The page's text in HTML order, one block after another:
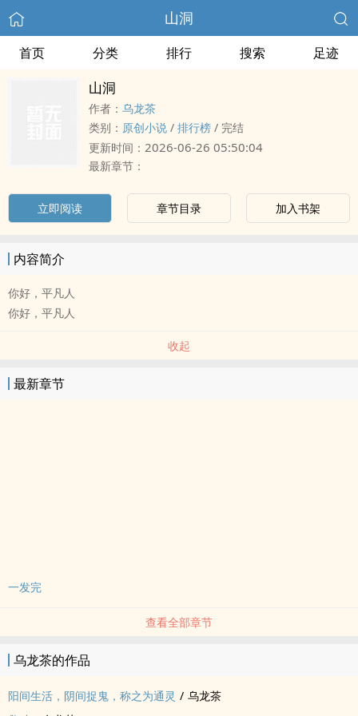
山洞
首页 分类 排行 搜索 足迹
山洞
作者： 乌龙茶
类别： 原创小说 / 排行榜 / 完结
更新时间： 2026-06-26 05:50:04
最新章节：
立即阅读 章节目录 加入书架
内容简介
你好，平凡人
你好，平凡人
收起
最新章节
一发完
查看全部章节
乌龙茶的作品
阳间生活，阴间捉鬼，称之为通灵 / 乌龙茶